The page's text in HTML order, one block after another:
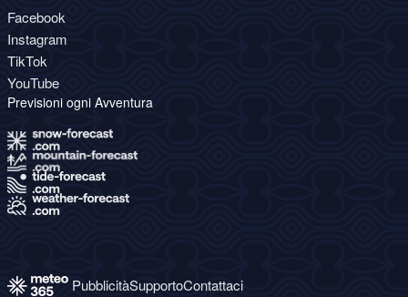
Facebook
Instagram
TikTok
YouTube
Previsioni ogni Avventura
PubblicitàSupportoContattaci